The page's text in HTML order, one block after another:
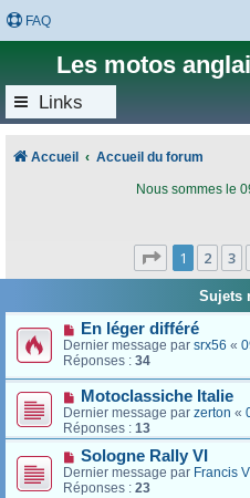
FAQ
Les motos
Links
Accueil Accueil du forum
Nous sommes le
Page 1sur
1 2 3
Sujets
En léger différé
Dernier message par srx56 «
Réponses : 34
Motoclassiche Italie
Dernier message par zerton «
Réponses : 13
Sologne Rally VI
Dernier message par Francis V
Réponses : 23